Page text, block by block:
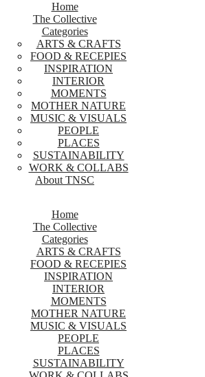
Home
The Collective
Categories
ARTS & CRAFTS
FOOD & RECEPIES
INSPIRATION
INTERIOR
MOMENTS
MOTHER NATURE
MUSIC & VISUALS
PEOPLE
PLACES
SUSTAINABILITY
WORK & COLLABS
About TNSC
Home
The Collective
Categories
ARTS & CRAFTS
FOOD & RECEPIES
INSPIRATION
INTERIOR
MOMENTS
MOTHER NATURE
MUSIC & VISUALS
PEOPLE
PLACES
SUSTAINABILITY